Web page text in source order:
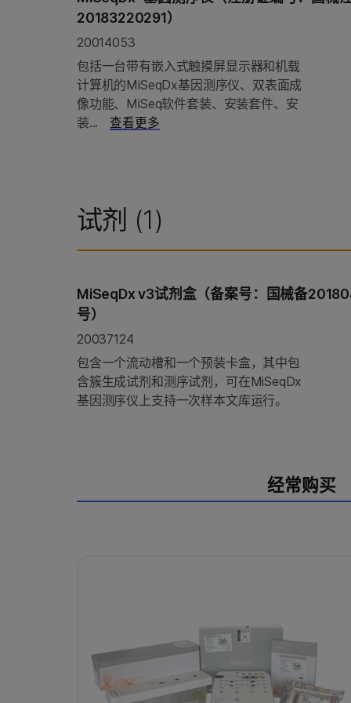
20183220291）
20014053
包括一台带有嵌入式触摸屏显示器和机载
计算机的MiSeqDx基因测序仪、双表面成
像功能、MiSeq软件套装、安装套件、安
装...
查看更多
试剂 (1)
MiSeqDx v3试剂盒（备案号：国械备
号）
20037124
包含一个流动槽和一个预装卡盒，其中包
含簇生成试剂和测序试剂，可在MiSeqDx
基因测序仪上支持一次样本文库运行。
经常购买